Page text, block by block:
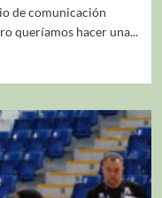
de comunicación
queríamos hacer una...